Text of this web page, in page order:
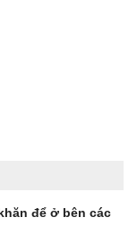
để ở bên các